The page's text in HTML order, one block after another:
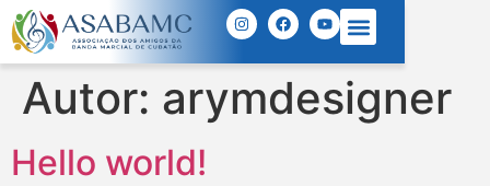
Autor: arymdesigner
Hello world!